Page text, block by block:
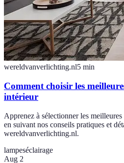
wereldvanverlichting.nl5 min
Comment choisir les
intérieur
Apprenez à sélectionner les
en suivant nos conseils pratiques et
wereldvanverlichting.nl.
lampeséclairage
Aug 2